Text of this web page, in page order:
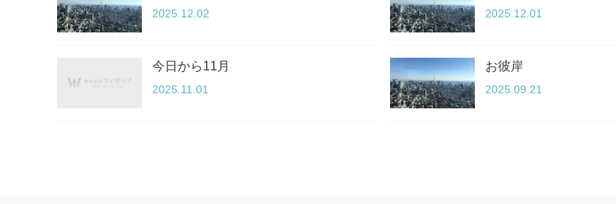
2025.12.02 2025.12.01
今日から11月
2025.11.01
お彼岸
2025.09.21